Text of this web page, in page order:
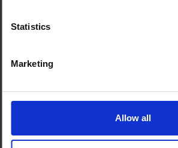
Statistics
Marketing
Allow all